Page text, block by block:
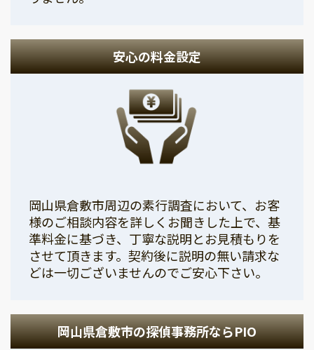
安心の料金設定
岡山県倉敷市周辺の素行調査において、お客
様のご相談内容を詳しくお聞きした上で、基
準料金に基づき、丁寧な説明とお見積もりを
させて頂きます。契約後に説明の無い請求な
どは一切ございませんのでご安心下さい。
岡山県倉敷市の探偵事務所ならPIO